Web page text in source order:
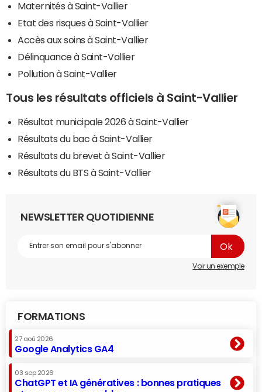
Maternités à Saint-Vallier
Etat des risques à Saint-Vallier
Accès aux soins à Saint-Vallier
Délinquance à Saint-Vallier
Pollution à Saint-Vallier
Tous les résultats officiels à Saint-Vallier
Résultat municipale 2026 à Saint-Vallier
Résultats du bac à Saint-Vallier
Résultats du brevet à Saint-Vallier
Résultats du BTS à Saint-Vallier
NEWSLETTER QUOTIDIENNE
Voir un exemple
FORMATIONS
27 aoû 2026
Google Analytics GA4
03 sep 2026
ChatGPT et IA génératives : bonnes pratiques